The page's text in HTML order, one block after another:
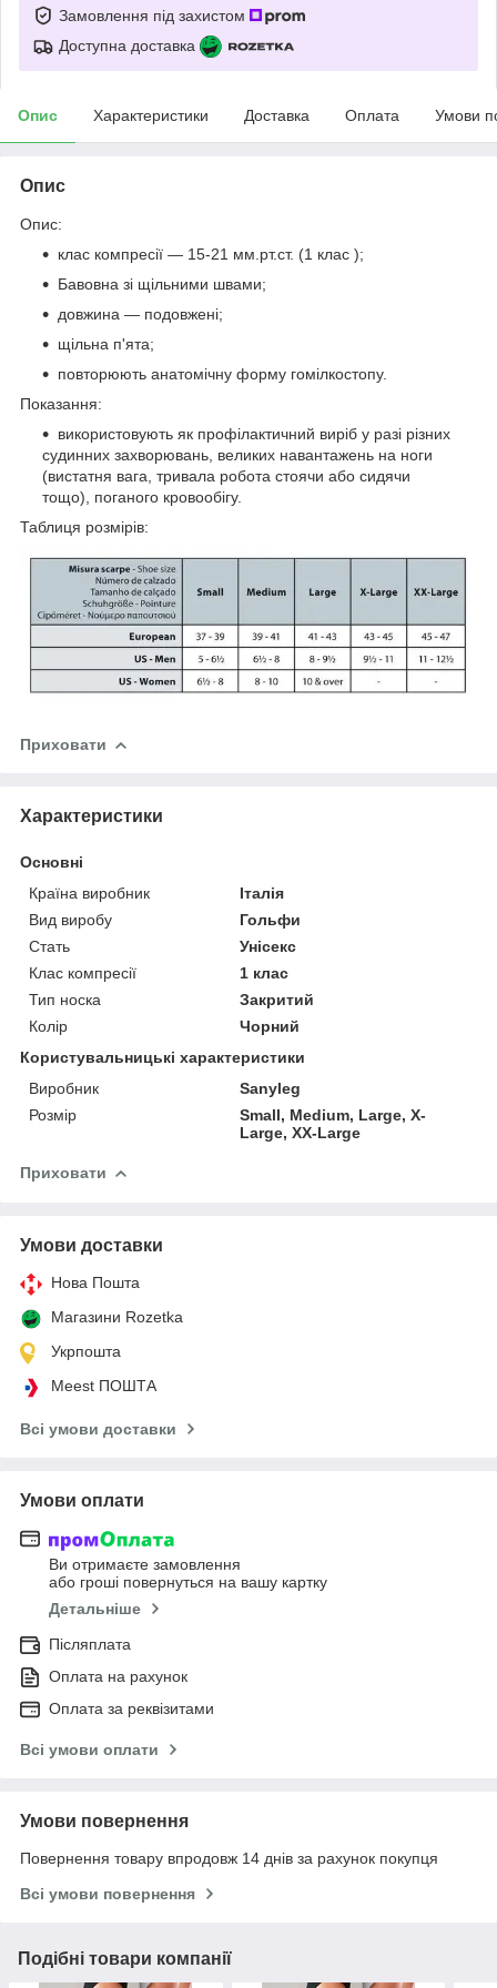
Замовлення під захистом
Доступна доставка
Опис Характеристики Доставка Оплата Умови
Опис
Опис:
клас компресії — 15-21 мм.рт.ст. (1 клас );
Бавовна зі щільними швами;
довжина — подовжені;
щільна п'ята;
повторюють анатомічну форму гомілкостопу.
Показання:
використовують як профілактичний виріб у разі різних
судинних захворювань, великих навантажень на ноги
(вистатня вага, тривала робота стоячи або сидячи
тощо), поганого кровообігу.
Таблиця розмірів:
Приховати
Характеристики
Основні
Країна виробник
Італія
Вид виробу
Гольфи
Стать
Унісекс
Клас компресії
1 клас
Тип носка
Закритий
Колір
Чорний
Користувальницькі характеристики
Виробник
Sanyleg
Розмір
Small, Medium, Large, X-
Large, XX-Large
Приховати
Умови доставки
Нова Пошта
Магазини Rozetka
Укрпошта
Meest ПОШТА
Всі умови доставки
Умови оплати
Ви отримаєте замовлення
або гроші повернуться на вашу картку
Детальніше
Післяплата
Оплата на рахунок
Оплата за реквізитами
Всі умови оплати
Умови повернення
Повернення товару впродовж 14 днів за рахунок покупця
Всі умови повернення
Подібні товари компанії